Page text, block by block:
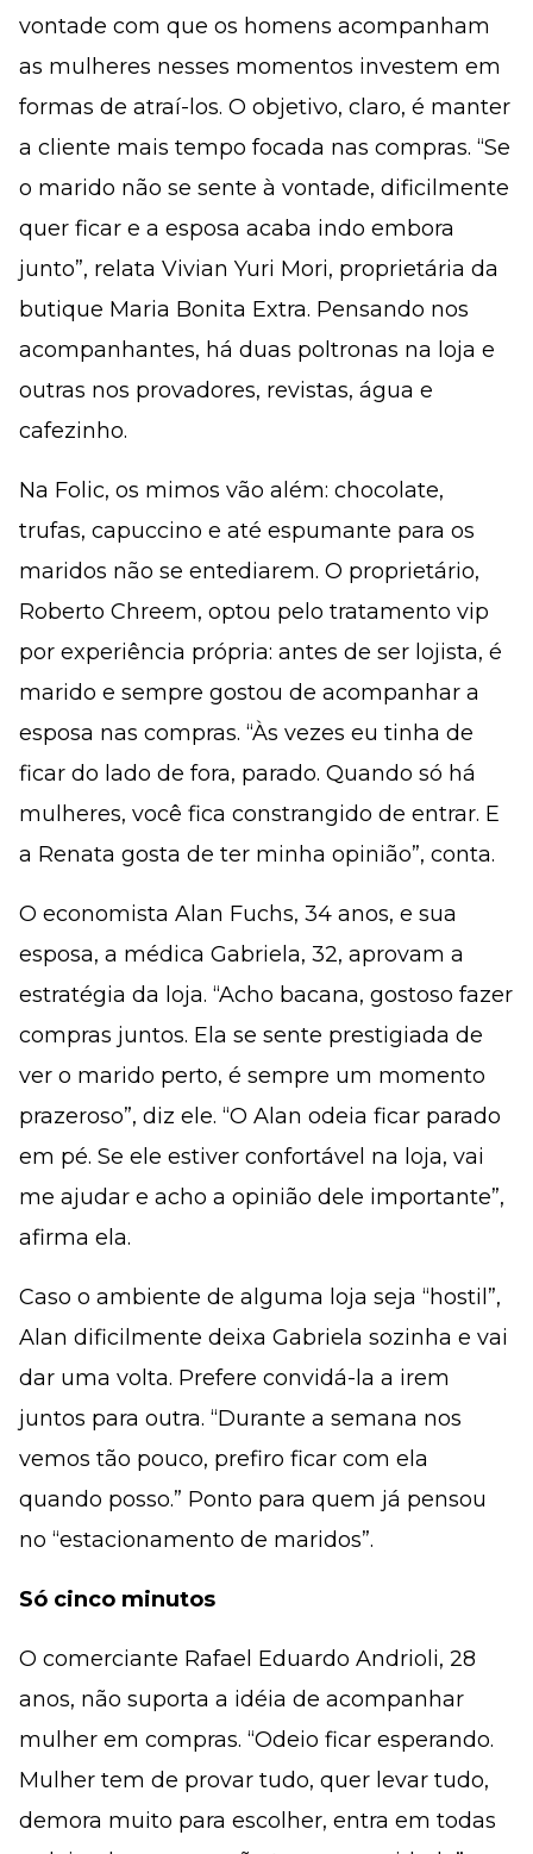
vontade com que os homens acompanham
as mulheres nesses momentos investem em
formas de atraí-los. O objetivo, claro, é manter
a cliente mais tempo focada nas compras. “Se
o marido não se sente à vontade, dificilmente
quer ficar e a esposa acaba indo embora
junto”, relata Vivian Yuri Mori, proprietária da
butique Maria Bonita Extra. Pensando nos
acompanhantes, há duas poltronas na loja e
outras nos provadores, revistas, água e
cafezinho.
Na Folic, os mimos vão além: chocolate,
trufas, capuccino e até espumante para os
maridos não se entediarem. O proprietário,
Roberto Chreem, optou pelo tratamento vip
por experiência própria: antes de ser lojista, é
marido e sempre gostou de acompanhar a
esposa nas compras. “Às vezes eu tinha de
ficar do lado de fora, parado. Quando só há
mulheres, você fica constrangido de entrar. E
a Renata gosta de ter minha opinião”, conta.
O economista Alan Fuchs, 34 anos, e sua
esposa, a médica Gabriela, 32, aprovam a
estratégia da loja. “Acho bacana, gostoso fazer
compras juntos. Ela se sente prestigiada de
ver o marido perto, é sempre um momento
prazeroso”, diz ele. “O Alan odeia ficar parado
em pé. Se ele estiver confortável na loja, vai
me ajudar e acho a opinião dele importante”,
afirma ela.
Caso o ambiente de alguma loja seja “hostil”,
Alan dificilmente deixa Gabriela sozinha e vai
dar uma volta. Prefere convidá-la a irem
juntos para outra. “Durante a semana nos
vemos tão pouco, prefiro ficar com ela
quando posso.” Ponto para quem já pensou
no “estacionamento de maridos”.
Só cinco minutos
O comerciante Rafael Eduardo Andrioli, 28
anos, não suporta a idéia de acompanhar
mulher em compras. “Odeio ficar esperando.
Mulher tem de provar tudo, quer levar tudo,
demora muito para escolher, entra em todas